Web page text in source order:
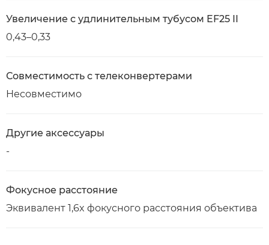
Увеличение с удлинительным тубусом EF25 II
0,43–0,33
Совместимость с телеконвертерами
Несовместимо
Другие аксессуары
-
Фокусное расстояние
Эквивалент 1,6x фокусного расстояния объектива